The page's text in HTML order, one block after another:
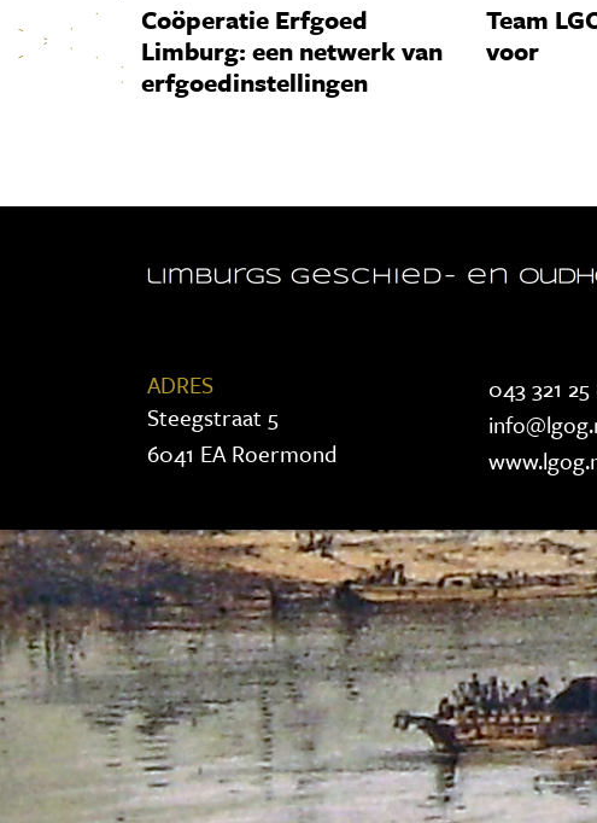
Coöperatie Erfgoed
Limburg: een netwerk van
erfgoedinstellingen
Team
voor
ADRES
Steegstraat 5
6041 EA Roermond
043 321